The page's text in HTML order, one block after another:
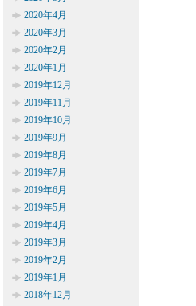
2020年4月
2020年3月
2020年2月
2020年1月
2019年12月
2019年11月
2019年10月
2019年9月
2019年8月
2019年7月
2019年6月
2019年5月
2019年4月
2019年3月
2019年2月
2019年1月
2018年12月